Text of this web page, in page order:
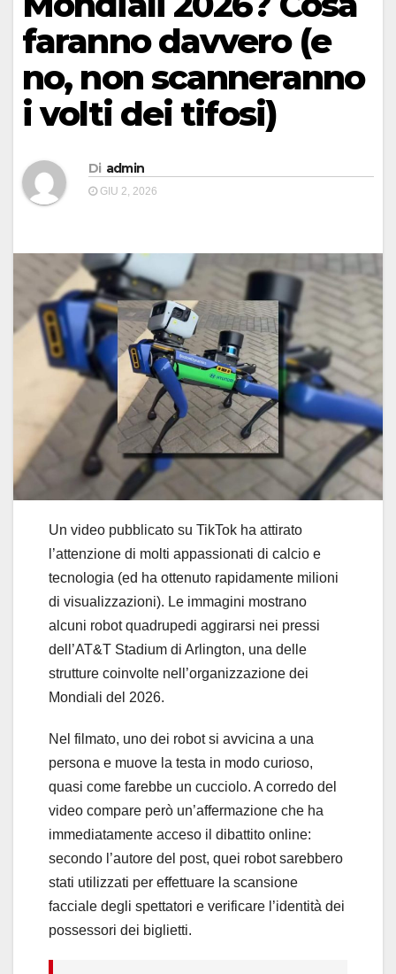
faranno davvero (e
no, non scanneranno
i volti dei tifosi)
Di admin
GIU 2, 2026
Un video pubblicato su TikTok ha attirato
l’attenzione di molti appassionati di calcio e
tecnologia (ed ha ottenuto rapidamente milioni
di visualizzazioni). Le immagini mostrano
alcuni robot quadrupedi aggirarsi nei pressi
dell’AT&T Stadium di Arlington, una delle
strutture coinvolte nell’organizzazione dei
Mondiali del 2026.
Nel filmato, uno dei robot si avvicina a una
persona e muove la testa in modo curioso,
quasi come farebbe un cucciolo. A corredo del
video compare però un’affermazione che ha
immediatamente acceso il dibattito online:
secondo l’autore del post, quei robot sarebbero
stati utilizzati per effettuare la scansione
facciale degli spettatori e verificare l’identità dei
possessori dei biglietti.